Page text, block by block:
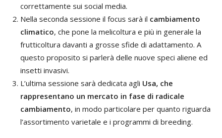
correttamente sui social media.
Nella seconda sessione il focus sarà il cambiamento
climatico, che pone la melicoltura e più in generale la
frutticoltura davanti a grosse sfide di adattamento. A
questo proposito si parlerà delle nuove speci aliene ed
insetti invasivi.
L’ultima sessione sarà dedicata agli Usa, che
rappresentano un mercato in fase di radicale
cambiamento, in modo particolare per quanto riguarda
l’assortimento varietale e i programmi di breeding.